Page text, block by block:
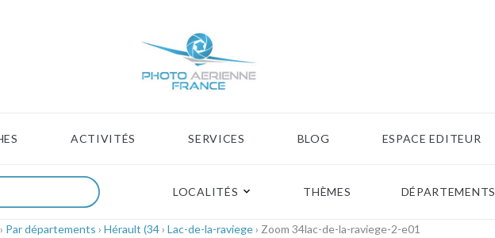
ACTIVITÉS SERVICES BLOG ESPACE EDITEUR
LOCALITÉS THÈMES DÉPARTEMENTS
› Par départements › Hérault (34› Lac-de-la-raviege› Zoom 34lac-de-la-raviege-2-e01